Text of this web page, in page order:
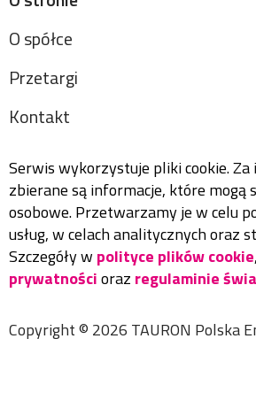
O spółce
Przetargi
Kontakt
Serwis wykorzystuje pliki cookie. Za
zbierane są informacje, które mogą
osobowe. Przetwarzamy je w celu
usług, w celach analitycznych oraz
Szczegóły w polityce plików cookie,
prywatnościoraz regulaminie
Copyright © 2026 TAURON Polska